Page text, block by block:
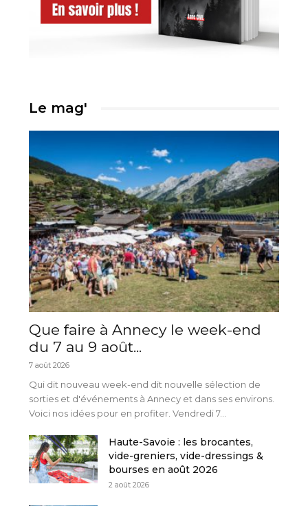
Le mag'
Que faire à Annecy le week-end
du 7 au 9 août...
7 août 2026
Qui dit nouveau week-end dit nouvelle sélection de
sorties et d'événements à Annecy et dans ses environs.
Voici nos idées pour en profiter. Vendredi 7...
Haute-Savoie : les brocantes,
vide-greniers, vide-dressings &
bourses en août 2026
2 août 2026